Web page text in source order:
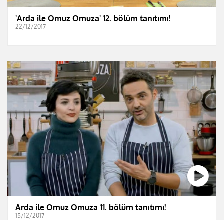
'Arda ile Omuz Omuza' 12. bölüm tanıtımı!
22/12/2017
Arda ile Omuz Omuza 11. bölüm tanıtımı!
15/12/2017